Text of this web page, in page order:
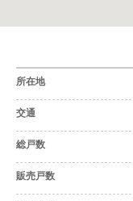
所在地
交通
総戸数
販売戸数